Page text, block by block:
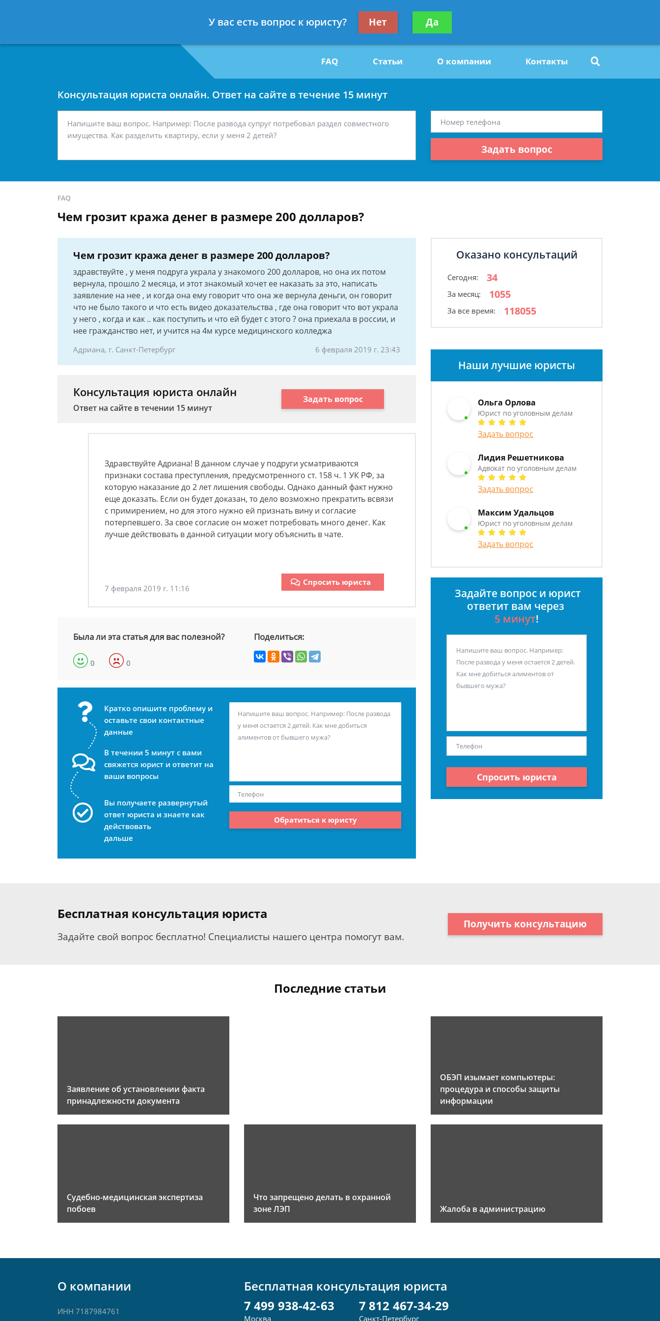
7 812 467-34-29
Получите консультацию
бесплатно
FAQ Статьи О компании Контакты
Консультация юриста онлайн. Ответ на сайте в течение 15 минут
Задать вопрос
FAQ
Чем грозит кража денег в размере 200 долларов?
Чем грозит кража денег в размере 200 долларов?
здравствуйте , у меня подруга украла у знакомого 200 долларов, но она их потом
вернула, прошло 2 месяца, и этот знакомый хочет ее наказать за это, написать
заявление на нее , и когда она ему говорит что она же вернула деньги, он говорит
что не было такого и что есть видео доказательства , где она говорит что вот украла
у него , когда и как .. как поступить и что ей будет с этого ? она приехала в россии, и
нее гражданство нет, и учится на 4м курсе медицинского колледжа
Адриана, г. Санкт-Петербург 6 февраля 2019 г. 23:43
Консультация юриста онлайн
Ответ на сайте в течении 15 минут
Задать вопрос
Здравствуйте Адриана! В данном случае у подруги усматриваются
признаки состава преступления, предусмотренного ст. 158 ч. 1 УК РФ, за
которую наказание до 2 лет лишения свободы. Однако данный факт нужно
еще доказать. Если он будет доказан, то дело возможно прекратить всвязи
с примирением, но для этого нужно ей признать вину и согласие
потерпевшего. За свое согласие он может потребовать много денег. Как
лучше действовать в данной ситуации могу объяснить в чате.
7 февраля 2019 г. 11:16
Спросить юриста
Была ли эта статья для вас полезной?
0 0
Поделиться:
Кратко опишите проблему и
оставьте свои контактные
данные
В течении 5 минут с вами
свяжется юрист и ответит на
ваши вопросы
Вы получаете развернутый
ответ юриста и знаете как
действовать
дальше
Обратиться к юристу
Оказано консультаций
Сегодня: 34
За месяц: 1055
За все время: 118055
Наши лучшие юристы
Ольга Орлова
Юрист по уголовным делам
Задать вопрос
Лидия Решетникова
Адвокат по уголовным делам
Задать вопрос
Максим Удальцов
Юрист по уголовным делам
Задать вопрос
Задайте вопрос и юрист
ответит вам через
5 минут!
Спросить юриста
Бесплатная консультация юриста
Задайте свой вопрос бесплатно! Специалисты нашего центра помогут вам.
Получить консультацию
Последние статьи
Заявление об установлении факта
принадлежности документа
ОБЭП изымает компьютеры:
процедура и способы защиты
информации
Судебно-медицинская экспертиза
побоев
Что запрещено делать в охранной
зоне ЛЭП
Жалоба в администрацию
О компании
ИНН 7187984761
Бесплатная консультация юриста
7 499 938-42-63
Москва
7 812 467-34-29
Санкт-Петербург
У вас есть вопрос к юристу? Нет Да